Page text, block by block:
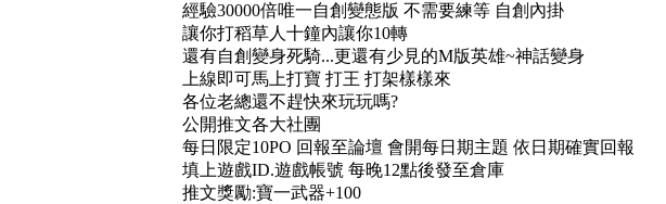
經驗30000倍唯一自創變態版 不需要練等 自創內掛
讓你打稻草人十鐘內讓你10轉
還有自創變身死騎...更還有少見的M版英雄~神話變身
上線即可馬上打寶 打王 打架樣樣來
各位老總還不趕快來玩玩嗎?
公開推文各大社團
每日限定10PO 回報至論壇 會開每日期主題 依日期確實回報
填上遊戲ID.遊戲帳號 每晚12點後發至倉庫
推文獎勵:寶一武器+100